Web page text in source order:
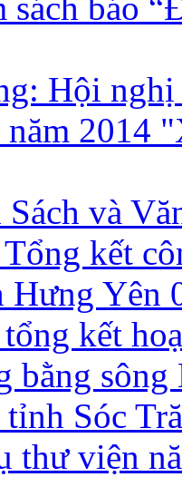
Hội nghị
năm 2014
và
kết
Hưng Yên
kết
bằng
Sóc
thư viện